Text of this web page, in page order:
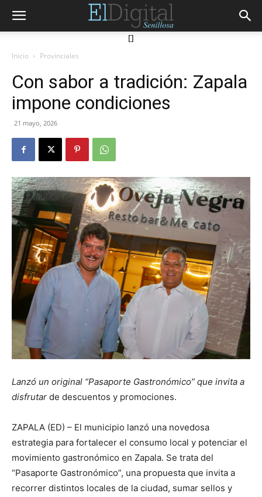
[]
Inicio Provinciales
Con sabor a tradición: Zapala
impone condiciones
21 mayo, 2026
Lanzó un original “Pasaporte Gastronómico” que invita a
disfrutar de descuentos y promociones.
ZAPALA (ED) – El municipio lanzó una novedosa
estrategia para fortalecer el consumo local y potenciar el
movimiento gastronómico en Zapala. Se trata del
“Pasaporte Gastronómico”, una propuesta que invita a
recorrer distintos locales de la ciudad, sumar sellos y